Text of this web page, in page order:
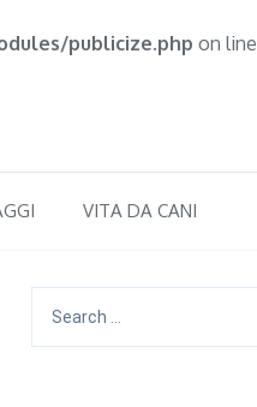
publicize.php on line
VITA DA CANI
for: